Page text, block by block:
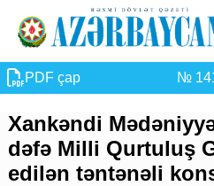
PDF çap №
Xankəndi
dəfə Milli Qurtuluş
edilən təntənəli